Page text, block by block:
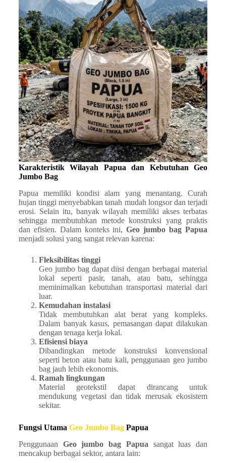
Karakteristik Wilayah Papua dan Kebutuhan Geo
Jumbo Bag
Papua memiliki kondisi alam yang menantang. Curah
hujan tinggi menyebabkan tanah mudah longsor dan terjadi
erosi. Selain itu, banyak wilayah memiliki akses terbatas
sehingga membutuhkan metode konstruksi yang praktis
dan efisien. Dalam konteks ini,Geo jumbo bag Papua
menjadi solusi yang sangat relevan karena:
Fleksibilitas tinggi
Geo jumbo bag dapat diisi dengan berbagai material
lokal seperti pasir, tanah, atau batu, sehingga
meminimalkan kebutuhan transportasi material dari
luar.
Kemudahan instalasi
Tidak membutuhkan alat berat yang kompleks.
Dalam banyak kasus, pemasangan dapat dilakukan
dengan tenaga kerja lokal.
Efisiensi biaya
Dibandingkan metode konstruksi konvensional
seperti beton atau batu kali, penggunaan geo jumbo
bag jauh lebih ekonomis.
Ramah lingkungan
Material geotekstil dapat dirancang untuk
mendukung vegetasi dan tidak merusak ekosistem
sekitar.
Fungsi Utama Geo Jumbo BagPapua
Penggunaan Geo jumbo bag Papua sangat luas dan
mencakup berbagai sektor, antara lain: